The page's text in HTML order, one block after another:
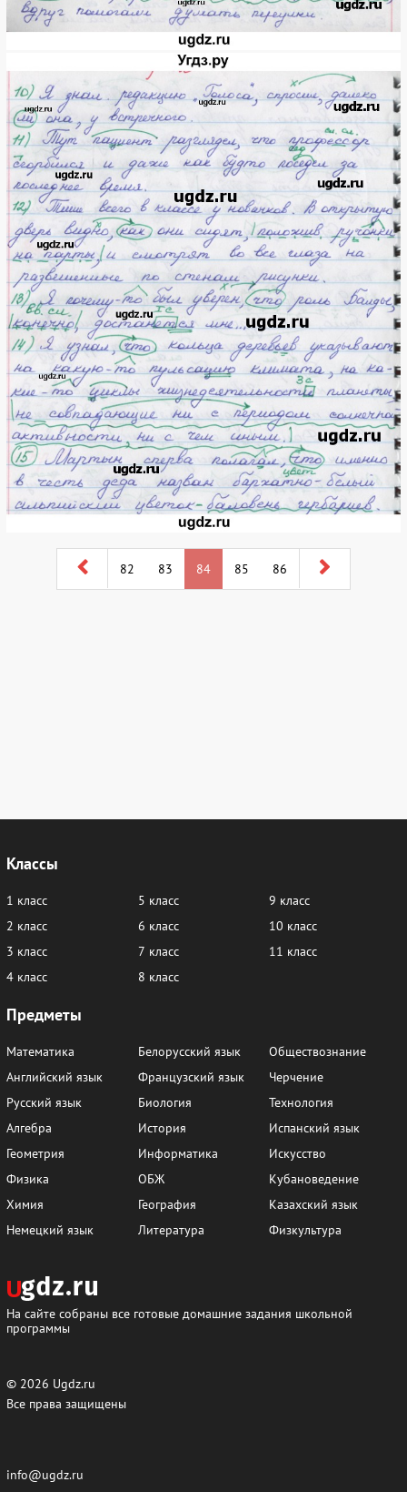
82 83 84 85 86
Классы
1 класс
2 класс
3 класс
4 класс
5 класс
6 класс
7 класс
8 класс
9 класс
10 класс
11 класс
Предметы
Математика
Английский язык
Русский язык
Алгебра
Геометрия
Физика
Химия
Немецкий язык
Белорусский язык
Французский язык
Биология
История
Информатика
ОБЖ
География
Литература
Обществознание
Черчение
Технология
Испанский язык
Искусство
Кубановедение
Казахский язык
Физкультура
На сайте собраны все готовые домашние задания школьной
программы
© 2026 Ugdz.ru
Все права защищены
info@ugdz.ru